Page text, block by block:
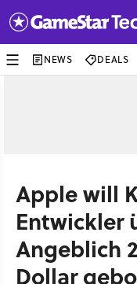
NEWS DEALS
Apple will
Entwickler
Angeblich
Dollar